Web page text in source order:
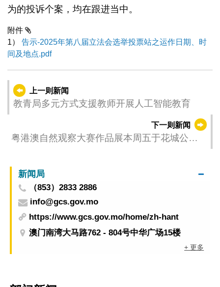
为的投诉个案，均在跟进当中。
附件
1）
告示-2025年第八届立法会选举投票站之运作日期、时
间及地点.pdf
上一则新闻
教青局多元方式支援教师开展人工智能教育
下一则新闻
粤港澳自然观察大赛作品展本周五于花城公园
新闻局
（853）2833 2886
info@gcs.gov.mo
https://www.gcs.gov.mo/home/zh-hant
澳门南湾大马路762 - 804号中华广场15楼
+ 更多